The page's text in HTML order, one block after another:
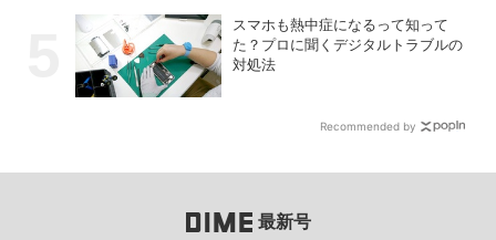
スマホも熱中症になるって知って
た？プロに聞くデジタルトラブルの
対処法
Recommended by
最新号